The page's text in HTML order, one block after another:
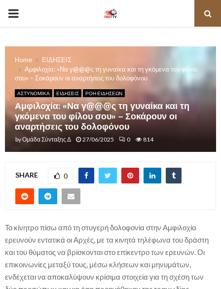
PRIMARY
Home
ΕΙΔΗΣΕΙΣ
Αμφιλοχία: «Να γ@@@ς τη γυναίκα και τη γκόμενα του φίλου
σου» – Σοκάρουν οι αναρτήσεις του δολοφόνου
ΑΣΤΥΝΟΜΙΚΑ ΕΙΔΗΣΕΙΣ ΡΟΗ ΕΙΔΗΣΕΩΝ
Αμφιλοχία: «Να γ@@@ς τη γυναίκα και τη
γκόμενα του φίλου σου» – Σοκάρουν οι
αναρτήσεις του δολοφόνου
byΟμάδα Σύνταξης Δ 27/06/2025 0 814
SHARE 0
Το κίνητρο πίσω από τη στυγερή δολοφονία στην Αμφιλοχία
ερευνούν εντατικά οι Αρχές, με τα κινητά τηλέφωνα του δράστη
και του θύματος να βρίσκονται στο επίκεντρο των ερευνών. Οι
επικοινωνίες μεταξύ τους, μέσω κλήσεων και μηνυμάτων,
ενδέχεται να αποκαλύψουν κρίσιμα στοιχεία για τη σχέση των